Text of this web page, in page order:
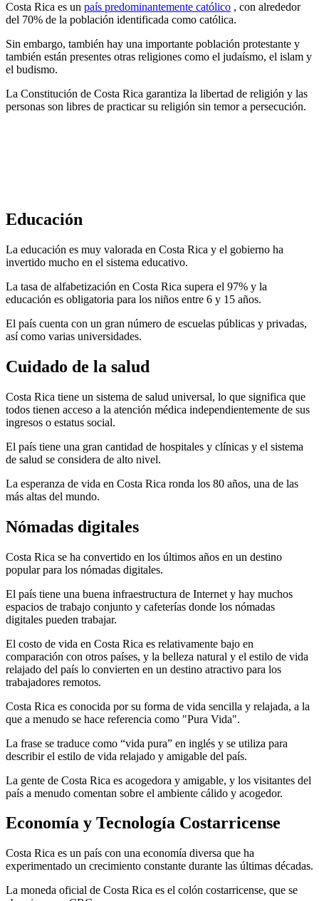
Costa Rica es un país predominantemente católico , con alrededor
del 70% de la población identificada como católica.
Sin embargo, también hay una importante población protestante y
también están presentes otras religiones como el judaísmo, el islam y
el budismo.
La Constitución de Costa Rica garantiza la libertad de religión y las
personas son libres de practicar su religión sin temor a persecución.
Educación
La educación es muy valorada en Costa Rica y el gobierno ha
invertido mucho en el sistema educativo.
La tasa de alfabetización en Costa Rica supera el 97% y la
educación es obligatoria para los niños entre 6 y 15 años.
El país cuenta con un gran número de escuelas públicas y privadas,
así como varias universidades.
Cuidado de la salud
Costa Rica tiene un sistema de salud universal, lo que significa que
todos tienen acceso a la atención médica independientemente de sus
ingresos o estatus social.
El país tiene una gran cantidad de hospitales y clínicas y el sistema
de salud se considera de alto nivel.
La esperanza de vida en Costa Rica ronda los 80 años, una de las
más altas del mundo.
Nómadas digitales
Costa Rica se ha convertido en los últimos años en un destino
popular para los nómadas digitales.
El país tiene una buena infraestructura de Internet y hay muchos
espacios de trabajo conjunto y cafeterías donde los nómadas
digitales pueden trabajar.
El costo de vida en Costa Rica es relativamente bajo en
comparación con otros países, y la belleza natural y el estilo de vida
relajado del país lo convierten en un destino atractivo para los
trabajadores remotos.
Costa Rica es conocida por su forma de vida sencilla y relajada, a la
que a menudo se hace referencia como "Pura Vida".
La frase se traduce como “vida pura” en inglés y se utiliza para
describir el estilo de vida relajado y amigable del país.
La gente de Costa Rica es acogedora y amigable, y los visitantes del
país a menudo comentan sobre el ambiente cálido y acogedor.
Economía y Tecnología Costarricense
Costa Rica es un país con una economía diversa que ha
experimentado un crecimiento constante durante las últimas décadas.
La moneda oficial de Costa Rica es el colón costarricense, que se